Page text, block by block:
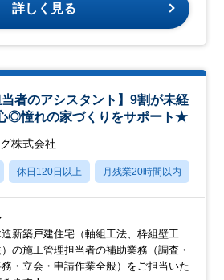
詳しく見る
当者のアシスタント】9割が未経
◎憧れの家づくりをサポート★
株式会社
休日120日以上 月残業20時間以内
造新築戸建住宅（軸組工法、枠組壁工
の施工管理担当者の補助業務（調査・
・立会・申請作業全般）をご担当いた